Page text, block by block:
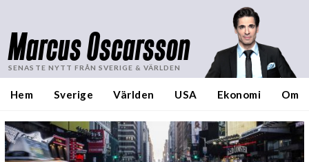
Marcus Oscarsson
SENASTE NYTT FRÅN SVERIGE & VÄRLDEN
Hem Sverige Världen USA Ekonomi Om